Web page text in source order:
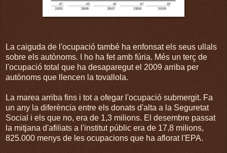
La caiguda de l'ocupació també ha enfonsat els seus ullals
sobre els autònoms. I ho ha fet amb fúria. Més un terç de
l'ocupació total que ha desaparegut el 2009 arriba per
autònoms que llencen la tovallola.
La marea arriba fins i tot a ofegar l'ocupació submergit. Fa
un any la diferència entre els donats d'alta a la Seguretat
Social i els que no, era de 1,3 milions. El desembre passat
la mitjana d'afiliats a l'institut públic era de 17,8 milions,
825.000 menys de les ocupacions que ha aflorat l'EPA.